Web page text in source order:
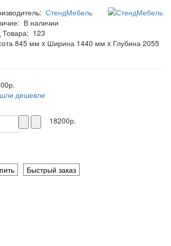
СтендМебель
В наличии
Товара: 123
845 мм x Ширина 1440 мм x Глубина 2055
дешевле
18200р.
Быстрый заказ